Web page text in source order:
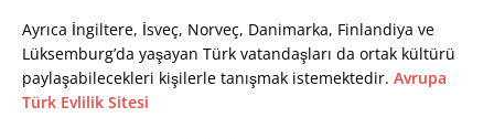
Ayrıca İngiltere, İsveç, Norveç, Danimarka, Finlandiya ve
Lüksemburg’da yaşayan Türk vatandaşları da ortak kültürü
paylaşabilecekleri kişilerle tanışmak istemektedir. Avrupa
Türk Evlilik Sitesi